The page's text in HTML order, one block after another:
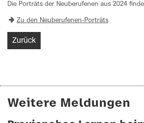
Die Porträts der Neuberufenen aus 2024
Zu den Neuberufenen-Porträts
Zurück
Weitere Meldungen